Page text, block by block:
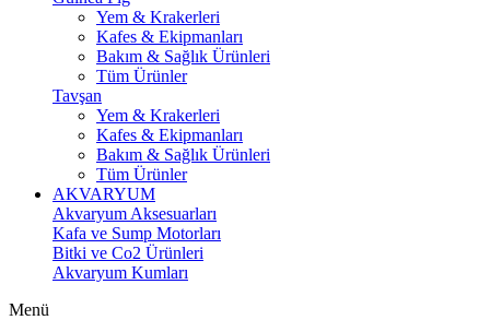
Yem & Krakerleri
Kafes & Ekipmanları
Bakım & Sağlık Ürünleri
Tüm Ürünler
Tavşan
Yem & Krakerleri
Kafes & Ekipmanları
Bakım & Sağlık Ürünleri
Tüm Ürünler
AKVARYUM
Akvaryum Aksesuarları
Kafa ve Sump Motorları
Bitki ve Co2 Ürünleri
Akvaryum Kumları
Menü